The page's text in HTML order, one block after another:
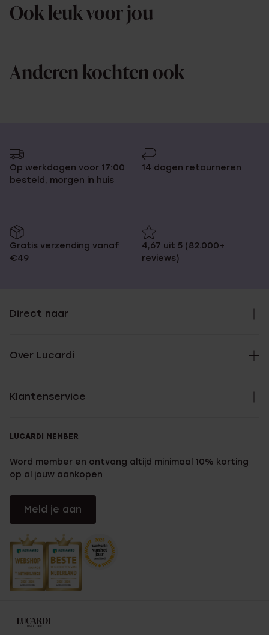
Ook leuk voor jou
Anderen kochten ook
Op werkdagen voor 17:00
besteld, morgen in huis
14 dagen retourneren
Gratis verzending vanaf
€49
4,67 uit 5 (82.000+
reviews)
Direct naar
Over Lucardi
Klantenservice
LUCARDI MEMBER
Word member en ontvang altijd minimaal 10% korting
op al jouw aankopen
Meld je aan